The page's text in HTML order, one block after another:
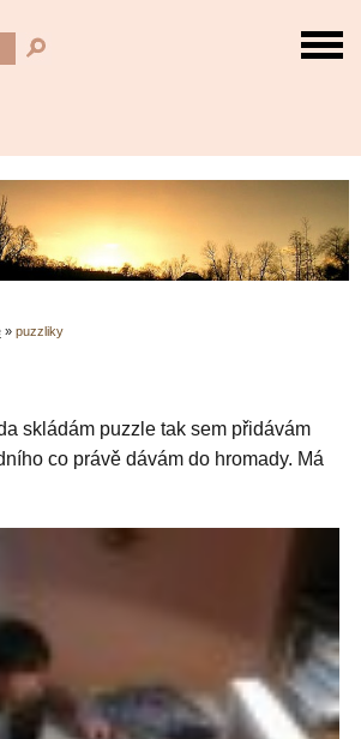
» puzzliky
skládám puzzle tak sem přidávám
co právě dávám do hromady. Má